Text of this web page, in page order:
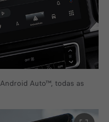
repensadas para o
mantém os olhos e as
Auto™, todas as
interface, permitindo
de voz mãos-livres,